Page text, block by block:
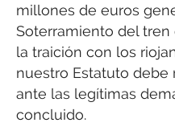
millones de euros
Soterramiento del tren
la traición con los
nuestro Estatuto debe
ante las legítimas
concluido.